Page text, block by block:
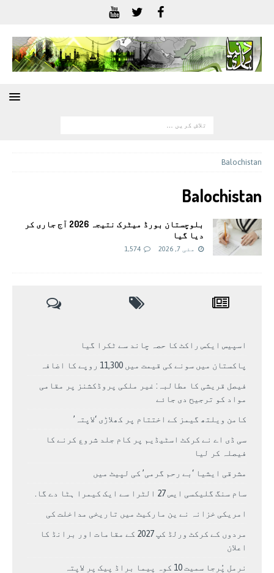
Balochistan
Balochistan
بلوچستان بورڈ میٹرک نتیجہ 2026 آج جاری کر
دیا گیا
مئی 7, 2026 1,574
اسپیس ایکس راکٹ کا حصہ چاند سے ٹکرا گیا
پاکستان میں سونے کی قیمت میں 11,300 روپے کا اضافہ
فیصل قریشی کا مطالبہ: غیر ملکی پروڈکشنز پر مقامی
مواد کو ترجیح دی جائے
کامن ویلتھ گیمز کے اختتام پر کھلاڑی ‘لاپتہ’
سی ڈی اے نے کرکٹ اسٹیڈیم پر کام جلد شروع کرنے کا
فیصلہ کر لیا
مشرقی ایشیا ‘بے رحم گرمی’ کی لپیٹ میں
سام سنگ گلیکسی ایس 27 الٹرا سے ایک کیمرا ہٹا دے گا.
امریکی خزانہ نے ین مارکیٹ میں تاریخی مداخلت کی
مردوں کے کرکٹ ورلڈ کپ 2027 کے مقامات اور برانڈ کا
اعلان
نرمل پُرجا سمیت 10 کوہ پیما براڈ پیک پر لاپتہ